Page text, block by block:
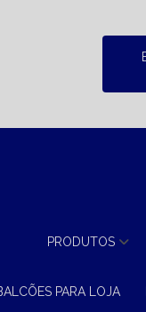
PRODUTOS
BALCÕES PARA LOJA